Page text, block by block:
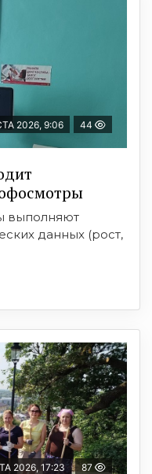
2026, 9:06 44
выполняют
данных (рост,
2026, 17:23 87